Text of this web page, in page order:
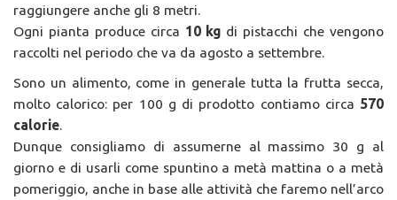
raggiungere anche gli 8 metri.
Ogni pianta produce circa 10 kg di pistacchi che vengono
raccolti nel periodo che va da agosto a settembre.
Sono un alimento, come in generale tutta la frutta secca,
molto calorico: per 100 g di prodotto contiamo circa 570
calorie
Dunque consigliamo di assumerne al massimo 30 g al
giorno e di usarli come spuntino a metà mattina o a metà
pomeriggio, anche in base alle attività che faremo nell’arco